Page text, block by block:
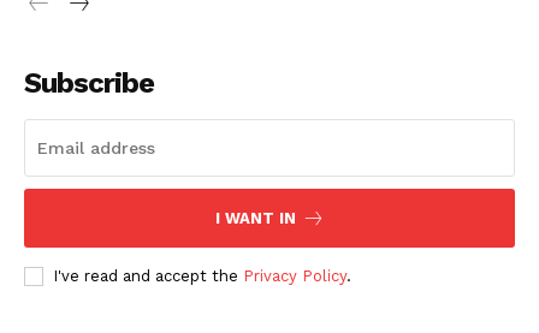
Subscribe
I WANT IN
I've read and accept the Privacy Policy.